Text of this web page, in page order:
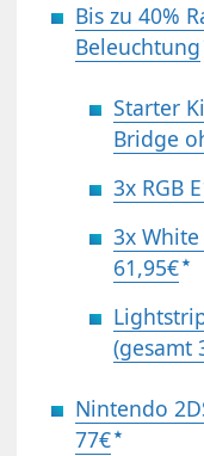
Bis zu 40%
Beleuchtung
Starter
Bridge
3x RGB
3x
61,95€
(gesamt
Nintendo
77€